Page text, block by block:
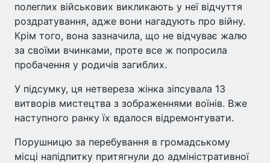
полеглих військових викликають у неї відчуття
роздратування, адже вони нагадують про війну.
Крім того, вона зазначила, що не відчуває жалю
за своїми вчинками, проте все ж попросила
пробачення у родичів загиблих.
У підсумку, ця нетвереза жінка зіпсувала 13
витворів мистецтва з зображеннями воїнів. Вже
наступного ранку їх вдалося відремонтувати.
Порушницю за перебування в громадському
місці напідпитку притягнули до адміністративної